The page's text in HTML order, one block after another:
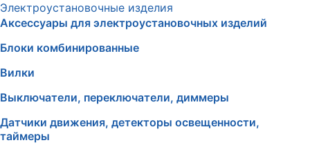
Электроустановочные изделия
Аксессуары для электроустановочных изделий
Блоки комбинированные
Вилки
Выключатели, переключатели, диммеры
Датчики движения, детекторы освещенности,
таймеры